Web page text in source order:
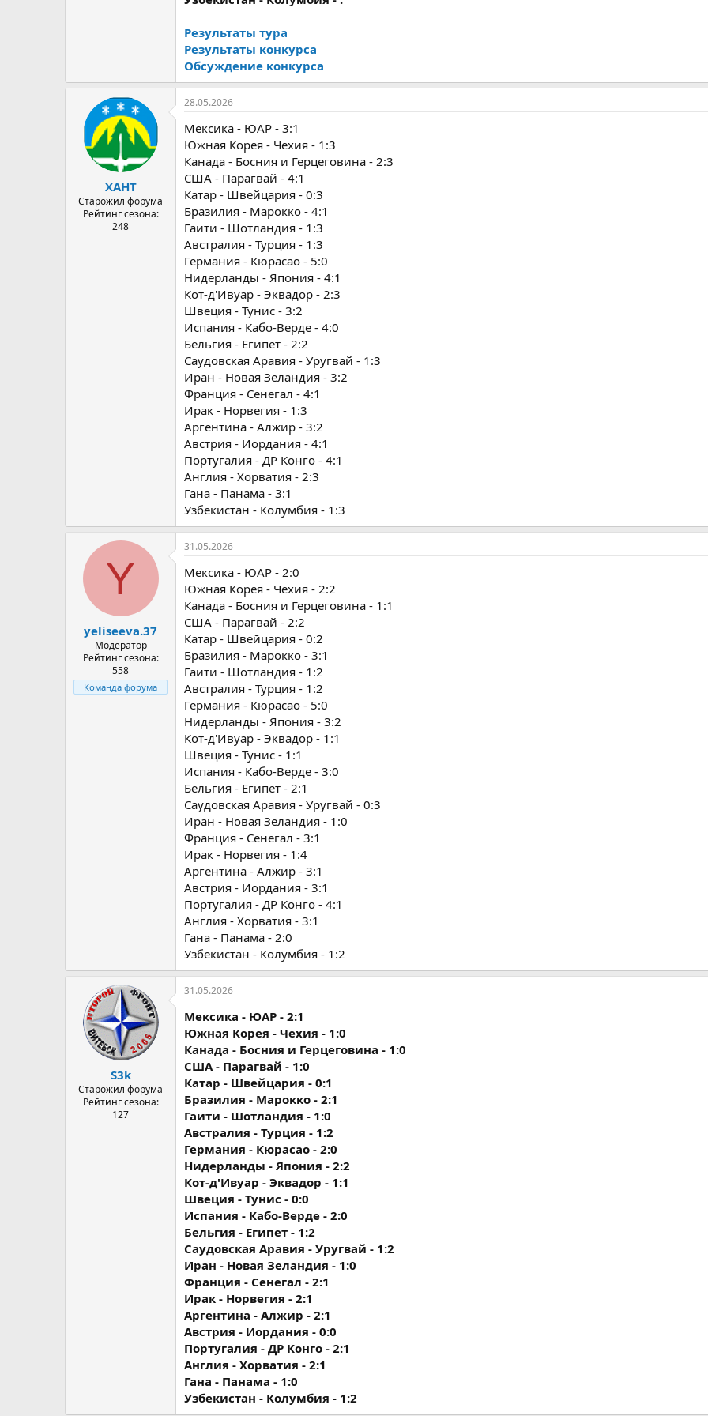
Результаты тура
Результаты конкурса
Обсуждение конкурса
ХАНТ
Старожил форума
Рейтинг сезона:
248
28.05.2026
Мексика - ЮАР - 3:1
Южная Корея - Чехия - 1:3
Канада - Босния и Герцеговина - 2:3
США - Парагвай - 4:1
Катар - Швейцария - 0:3
Бразилия - Марокко - 4:1
Гаити - Шотландия - 1:3
Австралия - Турция - 1:3
Германия - Кюрасао - 5:0
Нидерланды - Япония - 4:1
Кот-д'Ивуар - Эквадор - 2:3
Швеция - Тунис - 3:2
Испания - Кабо-Верде - 4:0
Бельгия - Египет - 2:2
Саудовская Аравия - Уругвай - 1:3
Иран - Новая Зеландия - 3:2
Франция - Сенегал - 4:1
Ирак - Норвегия - 1:3
Аргентина - Алжир - 3:2
Австрия - Иордания - 4:1
Португалия - ДР Конго - 4:1
Англия - Хорватия - 2:3
Гана - Панама - 3:1
Узбекистан - Колумбия - 1:3
Y
yeliseeva.37
Модератор
Рейтинг сезона:
558
Команда форума
31.05.2026
Мексика - ЮАР - 2:0
Южная Корея - Чехия - 2:2
Канада - Босния и Герцеговина - 1:1
США - Парагвай - 2:2
Катар - Швейцария - 0:2
Бразилия - Марокко - 3:1
Гаити - Шотландия - 1:2
Австралия - Турция - 1:2
Германия - Кюрасао - 5:0
Нидерланды - Япония - 3:2
Кот-д'Ивуар - Эквадор - 1:1
Швеция - Тунис - 1:1
Испания - Кабо-Верде - 3:0
Бельгия - Египет - 2:1
Саудовская Аравия - Уругвай - 0:3
Иран - Новая Зеландия - 1:0
Франция - Сенегал - 3:1
Ирак - Норвегия - 1:4
Аргентина - Алжир - 3:1
Австрия - Иордания - 3:1
Португалия - ДР Конго - 4:1
Англия - Хорватия - 3:1
Гана - Панама - 2:0
Узбекистан - Колумбия - 1:2
S3k
Старожил форума
Рейтинг сезона:
127
31.05.2026
Мексика - ЮАР - 2:1
Южная Корея - Чехия - 1:0
Канада - Босния и Герцеговина - 1:0
США - Парагвай - 1:0
Катар - Швейцария - 0:1
Бразилия - Марокко - 2:1
Гаити - Шотландия - 1:0
Австралия - Турция - 1:2
Германия - Кюрасао - 2:0
Нидерланды - Япония - 2:2
Кот-д'Ивуар - Эквадор - 1:1
Швеция - Тунис - 0:0
Испания - Кабо-Верде - 2:0
Бельгия - Египет - 1:2
Саудовская Аравия - Уругвай - 1:2
Иран - Новая Зеландия - 1:0
Франция - Сенегал - 2:1
Ирак - Норвегия - 2:1
Аргентина - Алжир - 2:1
Австрия - Иордания - 0:0
Португалия - ДР Конго - 2:1
Англия - Хорватия - 2:1
Гана - Панама - 1:0
Узбекистан - Колумбия - 1:2